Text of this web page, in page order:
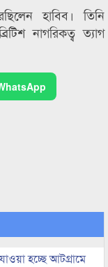
হাবিব। তিনি
নাগরিকত্ব ত্যাগ
হচ্ছে আটগ্রামে